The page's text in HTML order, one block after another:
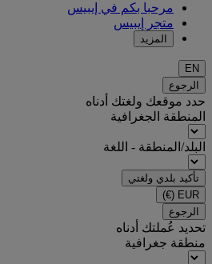
مرحبا بكم في إيبيس
متجر إيبيس
المزيد
EN
الرجوع
حدد موقعك ولغتك أدناه
المنطقة الجغرافية
البلد/المنطقة - اللغة
تأكيد بلدي ولغتي
EUR
(€)
الرجوع
تحديد عُملتك أدناه
منطقة جغرافية